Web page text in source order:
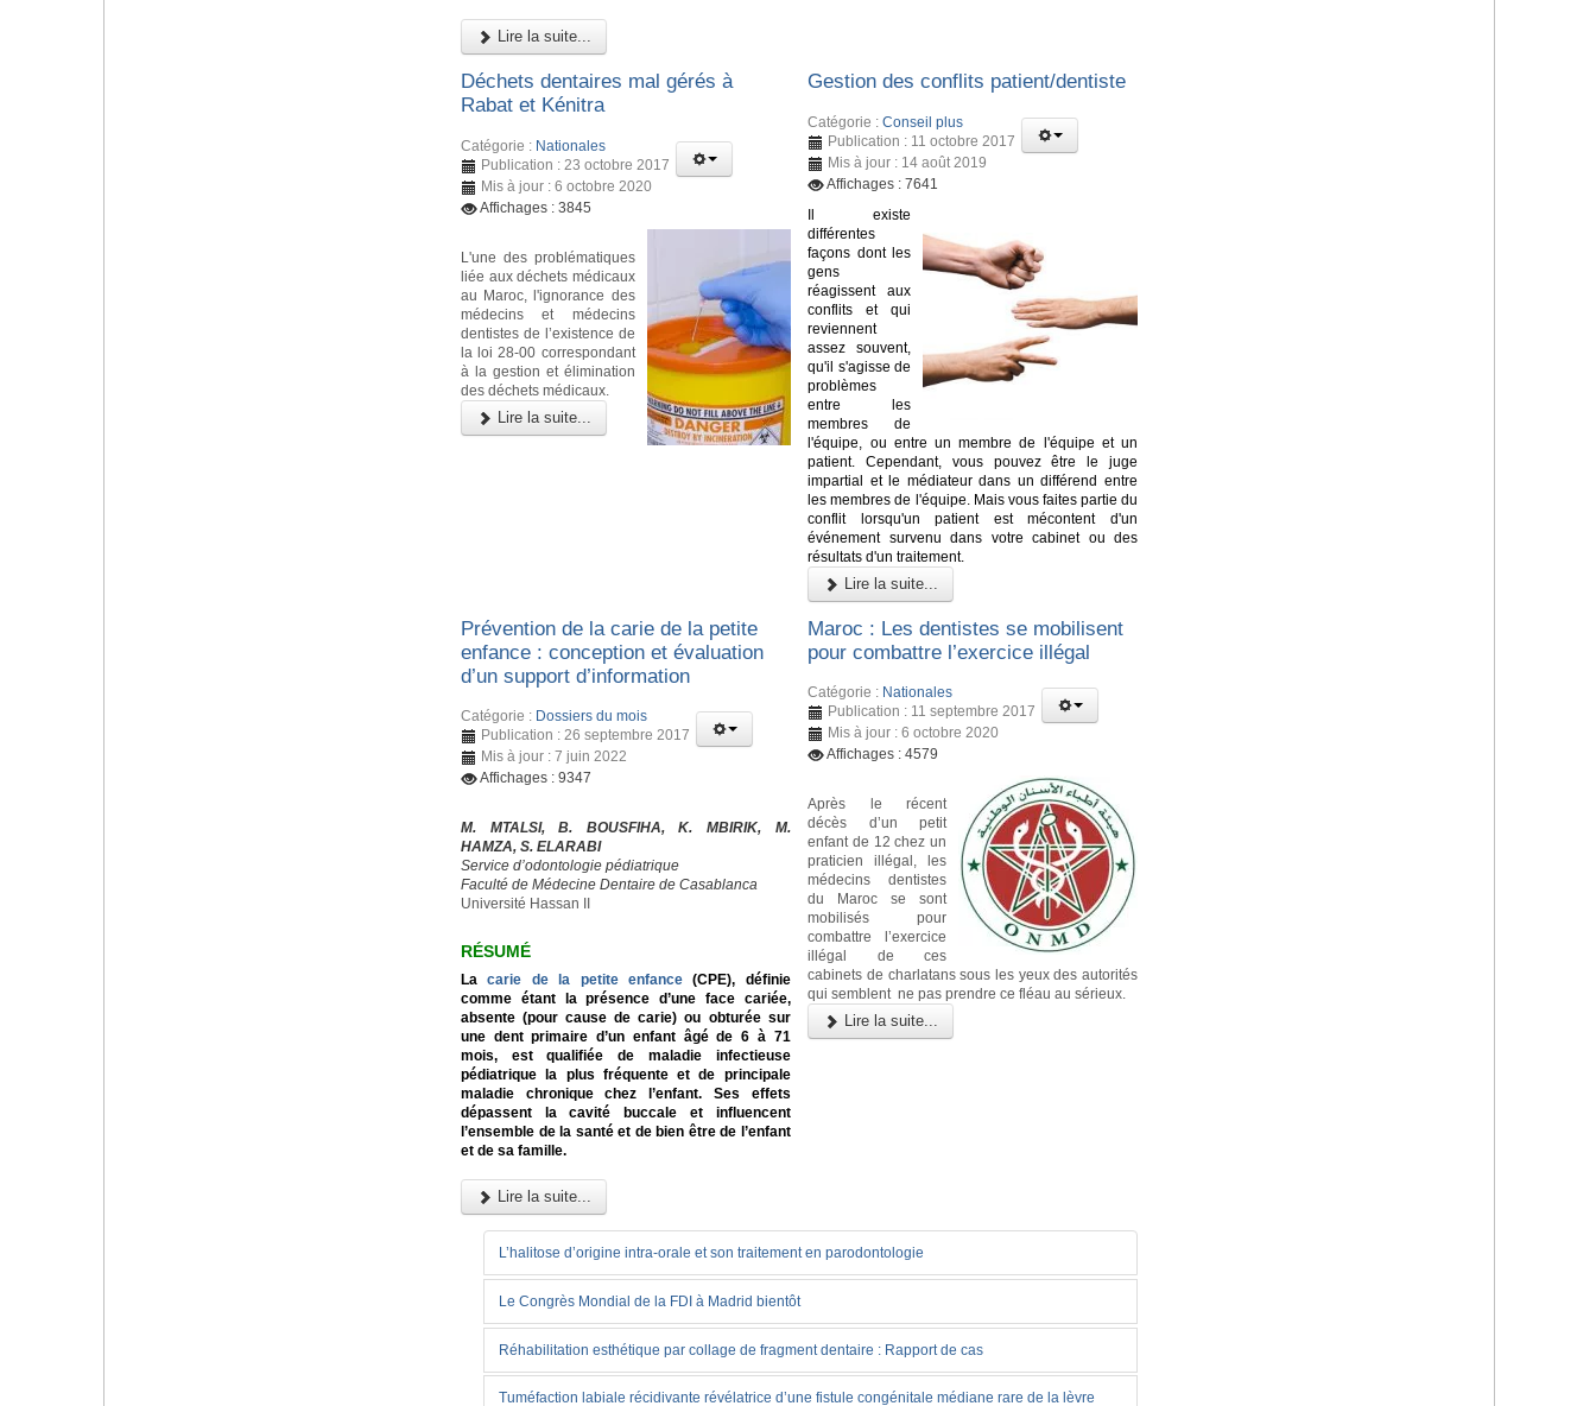
Lire la suite...
Déchets dentaires mal gérés à
Rabat et Kénitra
Catégorie : Nationales
Publication : 23 octobre 2017
Mis à jour : 6 octobre 2020
Affichages : 3845
L'une des problématiques
liée aux déchets médicaux
au Maroc, l'ignorance des
médecins et médecins
dentistes de l’existence de
la loi 28-00 correspondant
à la gestion et élimination
des déchets médicaux.
Lire la suite...
Gestion des conflits patient/dentiste
Catégorie :Conseil plus
Publication : 11 octobre 2017
Mis à jour : 14 août 2019
Affichages : 7641
Il existe
différentes
façons dont les
gens
réagissent aux
conflits et qui
reviennent
assez souvent,
qu'il s'agisse de
problèmes
entre les
membres de
l'équipe, ou entre un membre de l'équipe et un
patient. Cependant, vous pouvez être le juge
impartial et le médiateur dans un différend entre
les membres de l'équipe. Mais vous faites partie du
conflit lorsqu'un patient est mécontent d'un
événement survenu dans votre cabinet ou des
résultats d'un traitement.
Lire la suite...
Prévention de la carie de la petite
enfance : conception et évaluation
d’un support d’information
Catégorie : Dossiers du mois
Publication : 26 septembre 2017
Mis à jour : 7 juin 2022
Affichages : 9347
M. MTALSI, B. BOUSFIHA, K. MBIRIK, M.
HAMZA, S. ELARABI
Service d’odontologie pédiatrique
Faculté de Médecine Dentaire de Casablanca
Université Hassan II
RÉSUMÉ
Lacarie de la petite enfance(CPE), définie
comme étant la présence d’une face cariée,
absente (pour cause de carie) ou obturée sur
une dent primaire d’un enfant âgé de 6 à 71
mois, est qualifiée de maladie infectieuse
pédiatrique la plus fréquente et de principale
maladie chronique chez l’enfant. Ses effets
dépassent la cavité buccale et influencent
l’ensemble de la santé et de bien être de l’enfant
et de sa famille.
Lire la suite...
Maroc : Les dentistes se mobilisent
pour combattre l’exercice illégal
Catégorie : Nationales
Publication : 11 septembre 2017
Mis à jour : 6 octobre 2020
Affichages : 4579
Après le récent
décès d’un petit
enfant de 12 chez un
praticien illégal, les
médecins dentistes
du Maroc se sont
mobilisés pour
combattre l’exercice
illégal de ces
cabinets de charlatans sous les yeux des autorités
qui semblent ne pas prendre ce fléau au sérieux.
Lire la suite...
L’halitose d’origine intra-orale et son traitement en parodontologie
Le Congrès Mondial de la FDI à Madrid bientôt
Réhabilitation esthétique par collage de fragment dentaire : Rapport de cas
Tuméfaction labiale récidivante révélatrice d’une fistule congénitale médiane rare de la lèvre